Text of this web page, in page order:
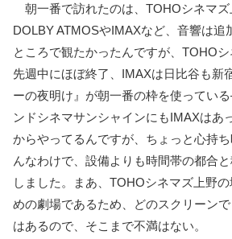
朝一番で訪れたのは、TOHOシネマ
DOLBY ATMOSやIMAXなど、音響は追
ところで観たかったんですが、TOHO
先週中にほぼ終了、IMAXは日比谷も新
ーの夜明け』が朝一番の枠を使ってい
ンドシネマサンシャインにもIMAXはあ
からやってるんですが、ちょっと心持
んなわけで、設備よりも時間帯の都合
しました。まあ、TOHOシネマズ上野
めの劇場であるため、どのスクリーン
はあるので、そこまで不満はない。